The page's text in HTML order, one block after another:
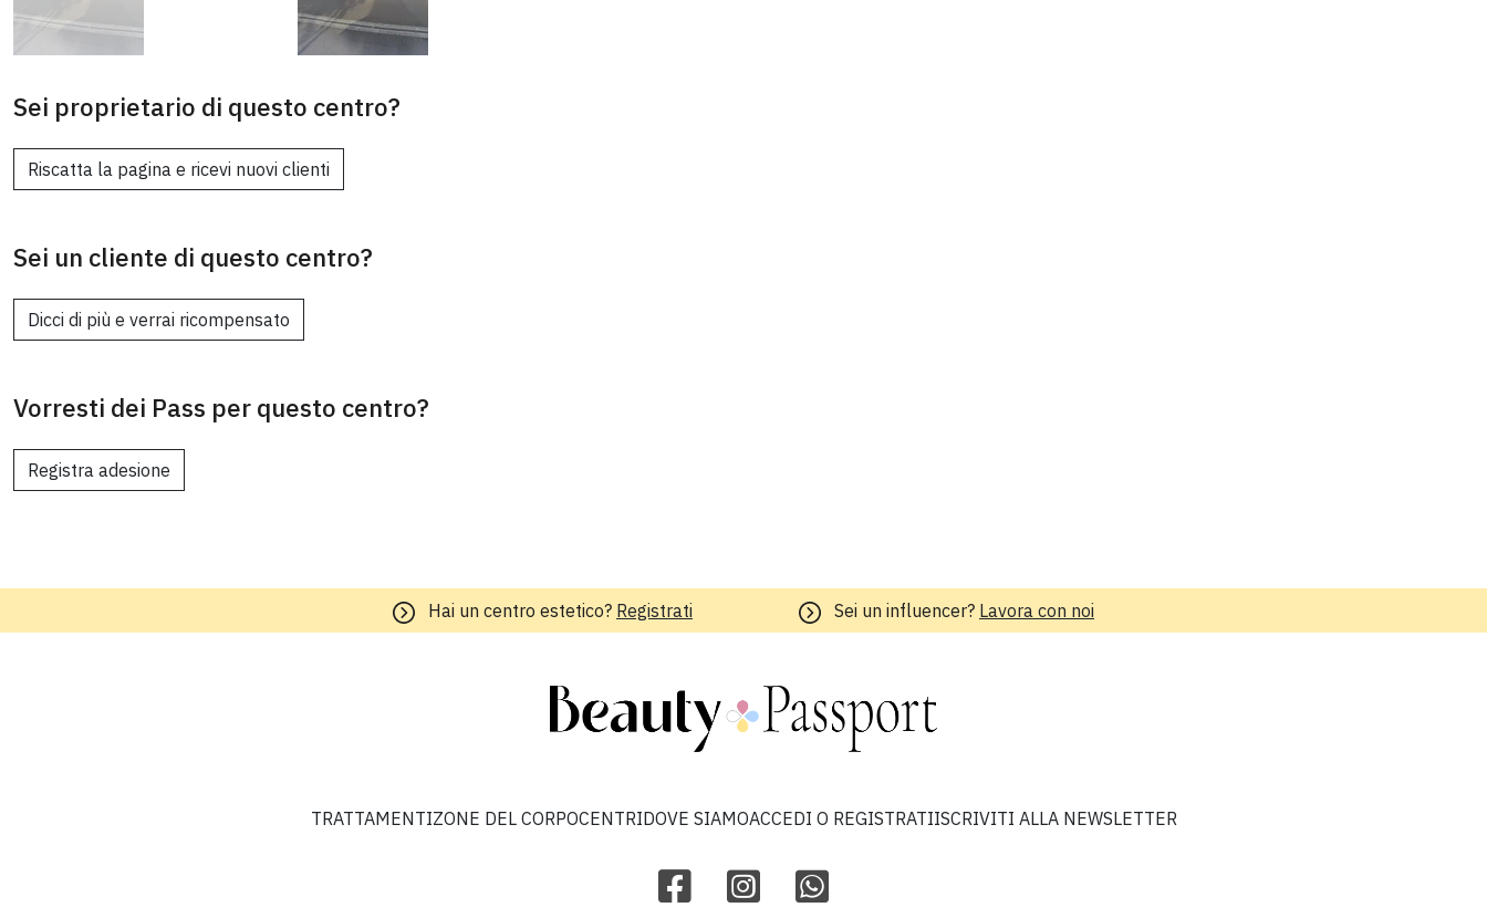
Sei proprietario di questo centro?
Riscatta la pagina e ricevi nuovi clienti
Sei un cliente di questo centro?
Dicci di più e verrai ricompensato
Vorresti dei Pass per questo centro?
Registra adesione
Hai un centro estetico? Registrati Sei un influencer? Lavora con noi
TRATTAMENTIZONE DEL CORPOCENTRIDOVE SIAMOACCEDI O REGISTRATIISCRIVITI ALLA NEWSLETTER